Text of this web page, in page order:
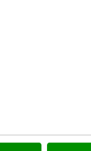
in Evernote te
mails uit je inbox